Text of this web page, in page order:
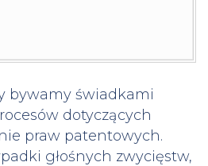
bywamy świadkami
dotyczących
praw patentowych.
głośnych zwycięstw,